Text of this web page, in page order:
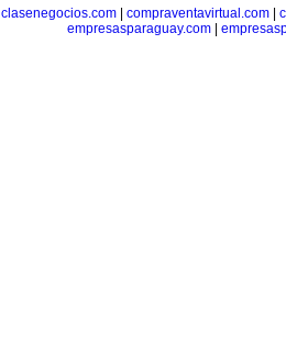
clasenegocios.com| compraventavirtual.com|
empresasparaguay.com|